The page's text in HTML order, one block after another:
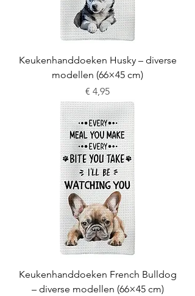
Keukenhanddoeken Husky – diverse
modellen (66×45 cm)
Prijs
€ 4,95
Keukenhanddoeken French Bulldog
– diverse modellen (66×45 cm)